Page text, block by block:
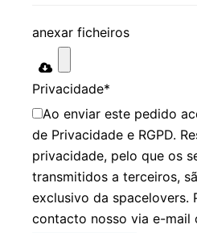
anexar ficheiros
Privacidade*
Ao enviar este pedido
de Privacidade e RGPD.
privacidade, pelo que os
transmitidos a terceiros,
exclusivo da spacelovers.
contacto nosso via e-mail